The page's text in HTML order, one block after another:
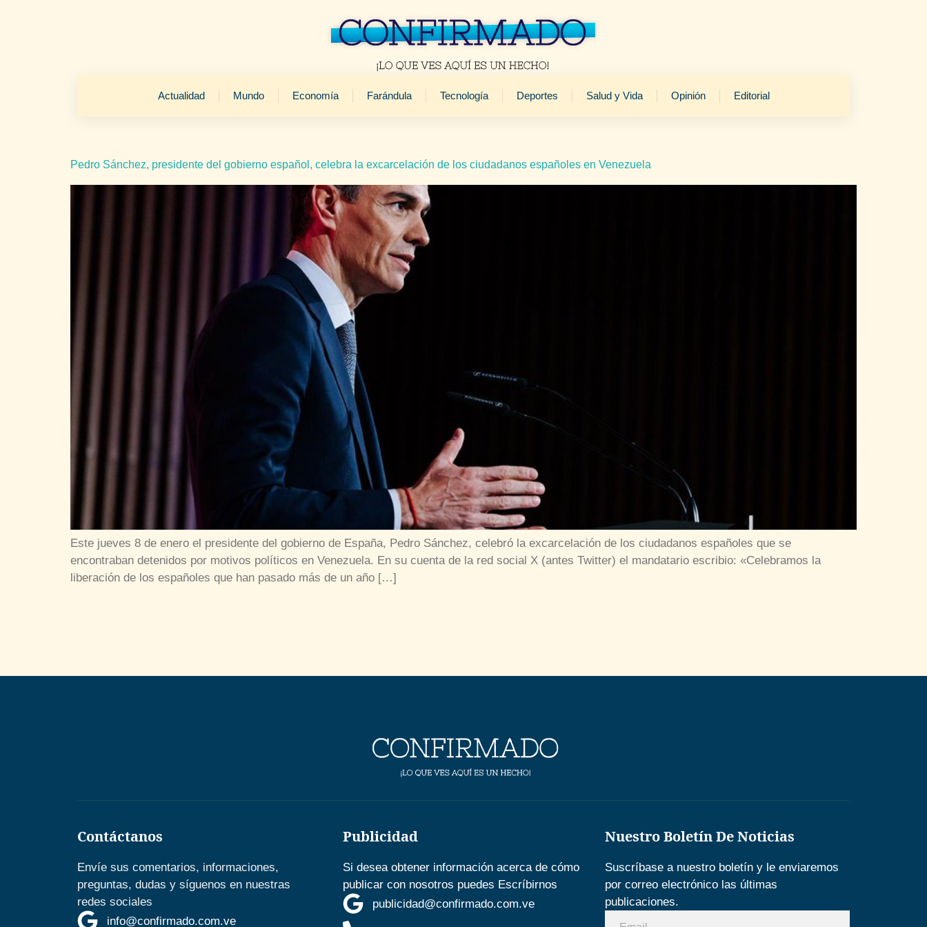
Actualidad Mundo Economía Farándula Tecnología Deportes Salud y Vida Opinión Editorial
Pedro Sánchez, presidente del gobierno español, celebra la excarcelación de los ciudadanos españoles en Venezuela
Este jueves 8 de enero el presidente del gobierno de España, Pedro Sánchez, celebró la excarcelación de los ciudadanos españoles que se
encontraban detenidos por motivos políticos en Venezuela. En su cuenta de la red social X (antes Twitter) el mandatario escribio: «Celebramos la
liberación de los españoles que han pasado más de un año […]
Contáctanos
Envíe sus comentarios, informaciones,
preguntas, dudas y síguenos en nuestras
redes sociales
info@confirmado.com.ve
Publicidad
Si desea obtener información acerca de cómo
publicar con nosotros puedes Escríbirnos
publicidad@confirmado.com.ve
Nuestro Boletín De Noticias
Suscríbase a nuestro boletín y le enviaremos
por correo electrónico las últimas
publicaciones.